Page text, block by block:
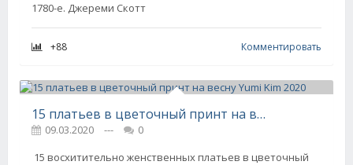
1780-е. Джереми Скотт
+88 Комментировать
15 платьев в цветочный принт на весну Yumi Kim 2020
09.03.2020 ---
0
​​​​​​​ 15 восхитительно женственных платьев в цветочный